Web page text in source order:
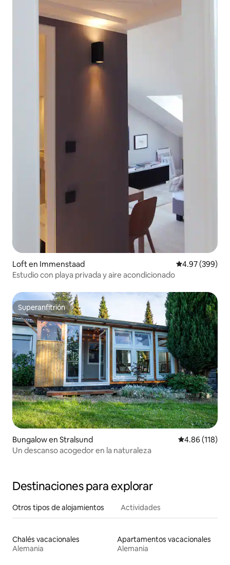
Loft en Immenstaad Calificación
4.97 (399)
Estudio con playa privada y aire acondicionado
Superanfitrión
Superanfitrión
Bungalow en Stralsund Calificación
4.86 (118)
Un descanso acogedor en la naturaleza
Destinaciones para explorar
Otros tipos de alojamientos Actividades
Chalés vacacionales
Alemania
Apartamentos vacacionales
Alemania